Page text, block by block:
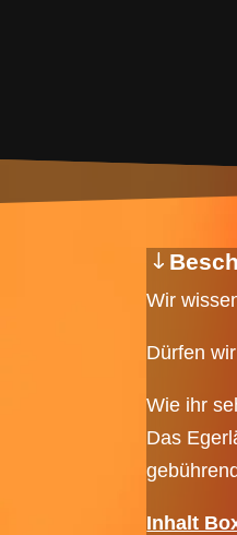
Wir
Dürfen
Wie ihr
Das
Inhalt